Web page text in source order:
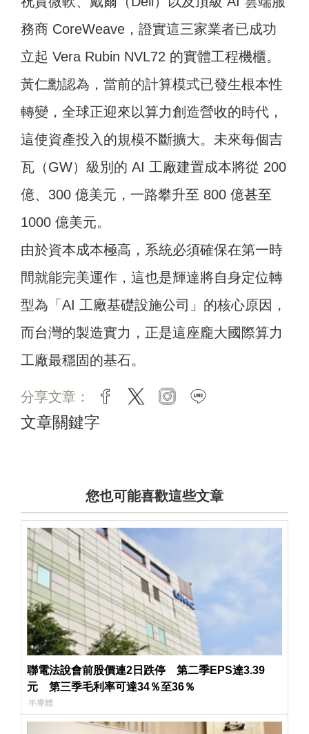
務商 CoreWeave，證實這三家業者已成功
立起 Vera Rubin NVL72 的實體工程機櫃。
黃仁勳認為，當前的計算模式已發生根本性
轉變，全球正迎來以算力創造營收的時代，
這使資產投入的規模不斷擴大。未來每個吉
瓦（GW）級別的 AI 工廠建置成本將從 200
億、300 億美元，一路攀升至 800 億甚至
1000 億美元。
由於資本成本極高，系統必須確保在第一時
間就能完美運作，這也是輝達將自身定位轉
型為「AI 工廠基礎設施公司」的核心原因，
而台灣的製造實力，正是這座龐大國際算力
工廠最穩固的基石。
分享文章： facebook
twitter instagram
文章關鍵字
您也可能喜歡這些文章
聯電法說會前股價連2日跌停 第二季EPS達3.39
元 第三季毛利率可達34％至36％
半導體